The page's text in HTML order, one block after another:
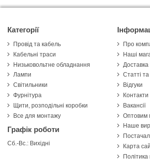
Категорії
Провід та кабель
Кабельні траси
Низьковольтне обладнання
Лампи
Світильники
Фурнітура
Щити, розподільні коробки
Все для монтажу
Графік роботи
Сб.-Вс.: Вихідні
Про
Наші
Статті
Відгуки
Контакти
Вакансії
Оптовим
Наше
Карта
Політика